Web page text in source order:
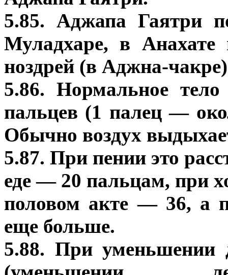
5.85. Аджапа Гаятри
Муладхаре, в Анахате
ноздрей (в Аджна-
5.86. Нормальное
пальцев (1 палец —
Обычно воздух
5.87. При пении это
еде — 20 пальцам, при
половом акте — 36, а
еще больше.
5.88. При уменьшении